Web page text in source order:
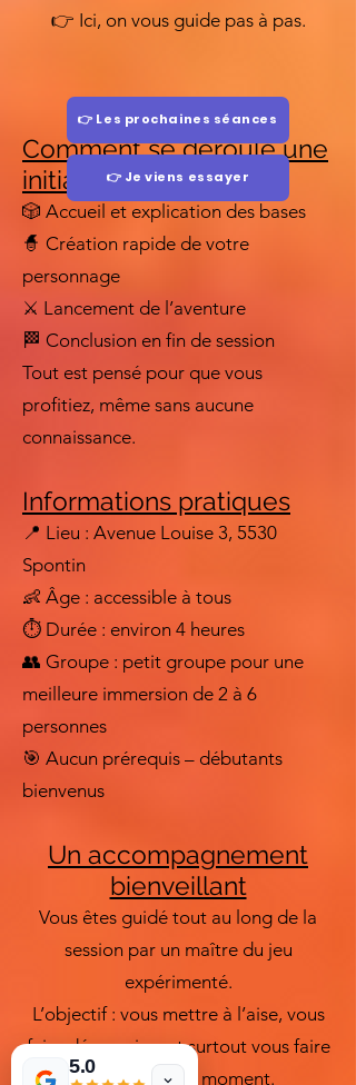
👉 Ici, on vous guide pas à pas.
Comment se déroule une
initiation
🎲 Accueil et explication des bases
🧙 Création rapide de votre
personnage
⚔️ Lancement de l’aventure
🏁 Conclusion en fin de session
Tout est pensé pour que vous
profitiez, même sans aucune
connaissance.
Informations pratiques
📍 Lieu : Avenue Louise 3, 5530
Spontin
👶 Âge : accessible à tous
⏱️ Durée : environ 4 heures
👥 Groupe : petit groupe pour une
meilleure immersion de 2 à 6
personnes
🎯 Aucun prérequis – débutants
bienvenus
Un accompagnement
bienveillant
Vous êtes guidé tout au long de la
session par un maître du jeu
expérimenté.
L’objectif : vous mettre à l’aise, vous
faire découvrir… et surtout vous faire
passer un bon moment.
👉 Les prochaines séances
👉 Je viens essayer
5.0